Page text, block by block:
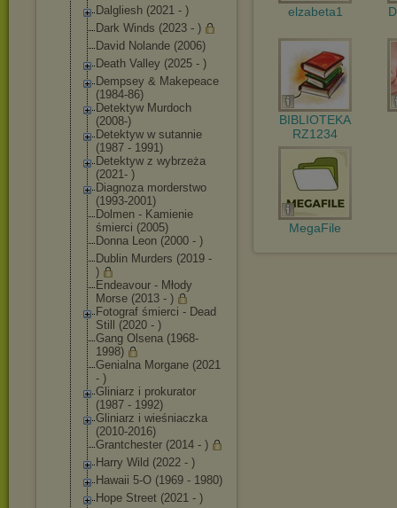
Dalgliesh (2021 - )
Dark Winds (2023 - )
David Nolande (2006)
Death Valley (2025 - )
Dempsey & Makepeace
(1984-86)
Detektyw Murdoch
(2008-)
Detektyw w sutannie
(1987 - 1991)
Detektyw z wybrzeża
(2021- )
Diagnoza morderstwo
(1993-2001)
Dolmen - Kamienie
śmierci (2005)
Donna Leon (2000 - )
Dublin Murders (2019 -
)
Endeavour - Młody
Morse (2013 - )
Fotograf śmierci - Dead
Still (2020 - )
Gang Olsena (1968-
1998)
Genialna Morgane (2021
- )
Gliniarz i prokurator
(1987 - 1992)
Gliniarz i wieśniaczka
(2010-2016)
Grantchester (2014 - )
Harry Wild (2022 - )
Hawaii 5-O (1969 - 1980)
Hope Street (2021 - )
elzabeta1
BIBLIOTEKA
RZ1234
MegaFile